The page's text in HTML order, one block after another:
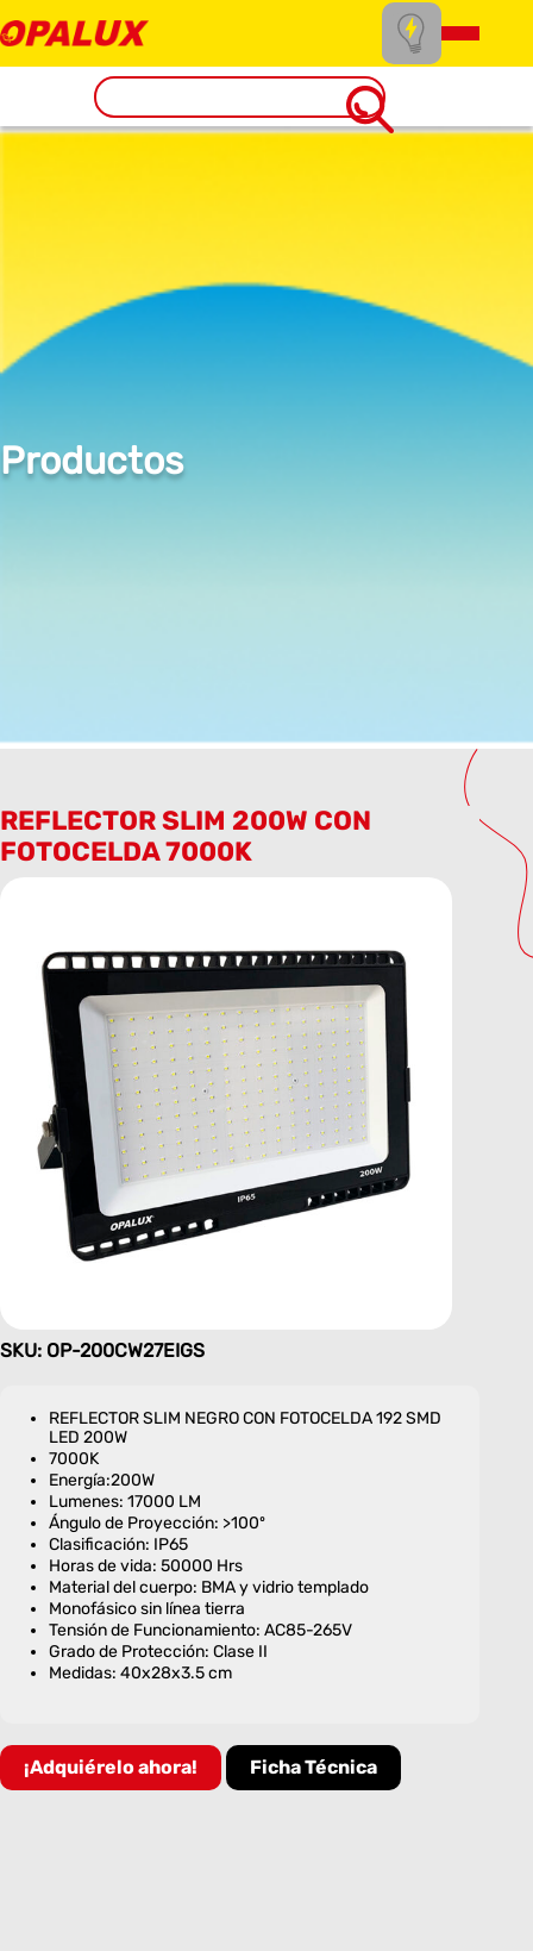
Productos
REFLECTOR SLIM 200W CON
FOTOCELDA 7000K
SKU: OP-200CW27EIGS
REFLECTOR SLIM NEGRO CON FOTOCELDA 192 SMD
LED 200W
7000K
Energía:200W
Lumenes: 17000 LM
Ángulo de Proyección: >100º
Clasificación: IP65
Horas de vida: 50000 Hrs
Material del cuerpo: BMA y vidrio templado
Monofásico sin línea tierra
Tensión de Funcionamiento: AC85-265V
Grado de Protección: Clase II
Medidas: 40x28x3.5 cm
¡Adquiérelo ahora! Ficha Técnica